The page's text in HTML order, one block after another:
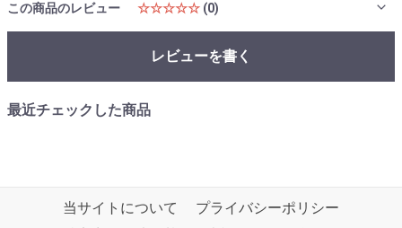
この商品のレビュー ☆☆☆☆☆ (0)
レビューを書く
最近チェックした商品
当サイトについて
プライバシーポリシー